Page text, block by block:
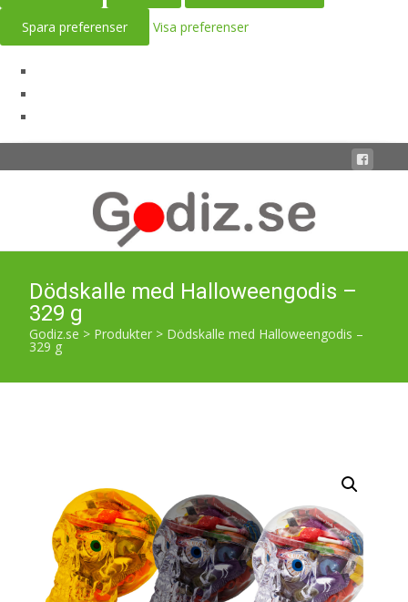
Spara preferenser Visa preferenser
Dödskalle med Halloweengodis –
329 g
Godiz.se > Produkter > Dödskalle med Halloweengodis –
329 g